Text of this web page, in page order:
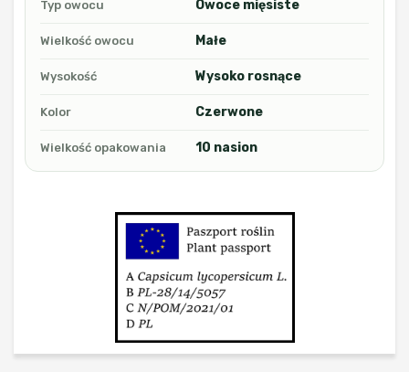
Typ owocu Owoce mięsiste
Wielkość owocu Małe
Wysokość Wysoko rosnące
Kolor Czerwone
Wielkość opakowania 10 nasion